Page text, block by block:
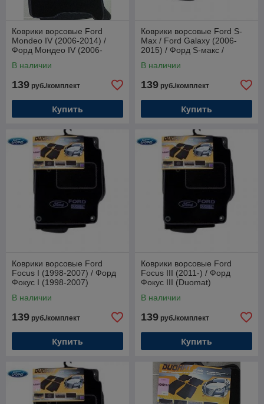
Коврики ворсовые Ford
Mondeo IV (2006-2014) /
Форд Мондео IV (2006-
В наличии
139 руб./комплект
Купить
Коврики ворсовые Ford S-
Max / Ford Galaxy (2006-
2015) / Форд S-макс /
(Duomat)
В наличии
139 руб./комплект
Купить
Коврики ворсовые Ford
Focus I (1998-2007) / Форд
Фокус I (1998-2007)
В наличии
139 руб./комплект
Купить
Коврики ворсовые Ford
Focus III (2011-) / Форд
Фокус III (Duomat)
В наличии
139 руб./комплект
Купить